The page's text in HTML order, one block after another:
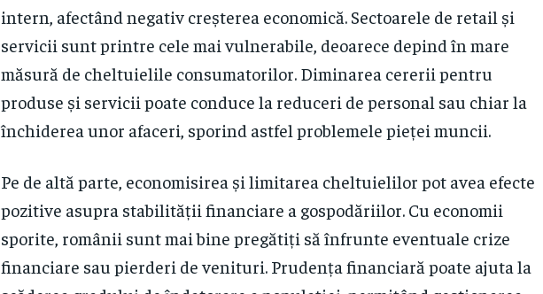
intern, afectând negativ creșterea economică. Sectoarele de retail și
servicii sunt printre cele mai vulnerabile, deoarece depind în mare
măsură de cheltuielile consumatorilor. Diminarea cererii pentru
produse și servicii poate conduce la reduceri de personal sau chiar la
închiderea unor afaceri, sporind astfel problemele pieței muncii.
Pe de altă parte, economisirea și limitarea cheltuielilor pot avea efecte
pozitive asupra stabilității financiare a gospodăriilor. Cu economii
sporite, românii sunt mai bine pregătiți să înfrunte eventuale crize
financiare sau pierderi de venituri. Prudența financiară poate ajuta la